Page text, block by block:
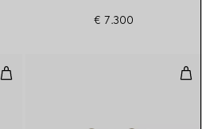
€ 7.300
Anello a maglie piccole in oro